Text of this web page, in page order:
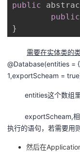
public
public
}
需要在实体类的
@Database(entities =
1,exportScheam =
entities这个数组里
exportScheam,相当
执行的语句，若需要用
然后在